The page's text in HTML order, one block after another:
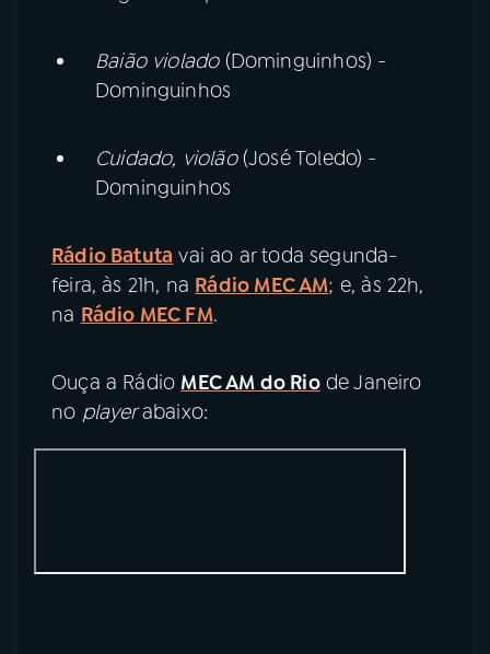
Baião violado (Dominguinhos) -
Dominguinhos
Cuidado, violão(José Toledo) -
Dominguinhos
Rádio Batuta vai ao ar toda segunda-
feira, às 21h, na Rádio MEC AM; e, às 22h,
na Rádio MEC FM.
Ouça a Rádio MEC AM do Riode Janeiro
no playerabaixo: